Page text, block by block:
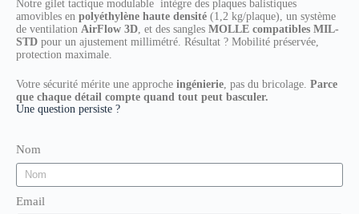
Notre gilet tactique modulable intègre des plaques balistiques
amovibles en polyéthylène haute densité (1,2 kg/plaque), un système
de ventilation AirFlow 3D, et des sangles MOLLE compatibles MIL-
STD pour un ajustement millimétré. Résultat ? Mobilité préservée,
protection maximale.
Votre sécurité mérite une approche ingénierie, pas du bricolage. Parce
que chaque détail compte quand tout peut basculer.
Une question persiste ?
Nom
Email